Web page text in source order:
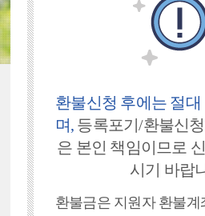
환불신청 후에는 절대
며, 등록포기/환불신
은 본인 책임이므로
시기 바랍
환불금은 지원자 환불